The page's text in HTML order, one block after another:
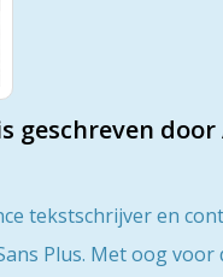
geschreven door
tekstschrijver en
Plus. Met oog voor